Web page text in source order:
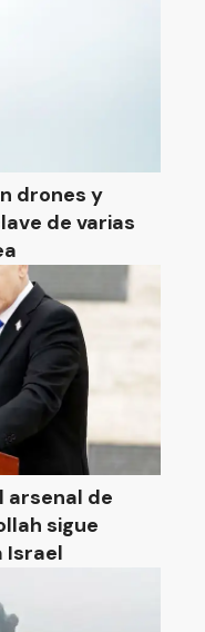
drones y
de varias
arsenal de
sigue
Israel